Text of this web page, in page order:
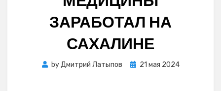
ЗАРАБОТАЛ НА
САХАЛИНЕ
byДмитрий Латыпов
Posted
21 мая 2024